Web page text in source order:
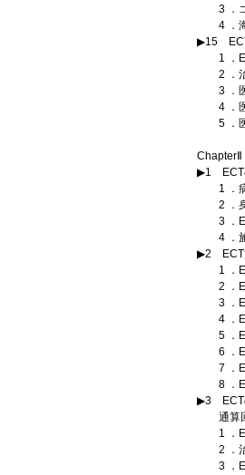
3 ．コ
4 ．海
▶15
1 ．
2 ．治
3 ．医
4 ．医
5 ．医
▶1 ECT
1 ．病
2 ．身
3 ．
4 ．施
▶2 ECT
1 ．
2 ．
3 ．
4 ．
5 ．
6 ．
7 ．
8 ．
▶3 ECT
通算回
1 ．
2 ．治
3 ．